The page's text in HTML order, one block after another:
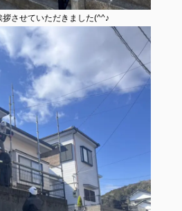
させていただきました(^^♪